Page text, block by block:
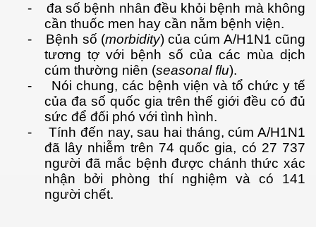
-
đa số bệnh nhân đều khỏi bệnh mà không
cần thuốc men hay cần nằm bệnh viện.
-
Bệnh số (morbidity) của cúm A/H1N1 cũng
tương tợ với bệnh số của các mùa dịch
cúm thường niên (seasonal flu).
-
Nói chung, các bệnh viện và tổ chức y tế
của đa số quốc gia trên thế giới đều có đủ
sức để đối phó với tình hình.
-
Tính đến nay, sau hai tháng, cúm A/H1N1
đã lây nhiễm trên 74 quốc gia, có 27 737
người đã mắc bệnh được chánh thức xác
nhận bởi phòng thí nghiệm và có 141
người chết.
VN - phần 1
VN - Phần 1 -tiếp theo